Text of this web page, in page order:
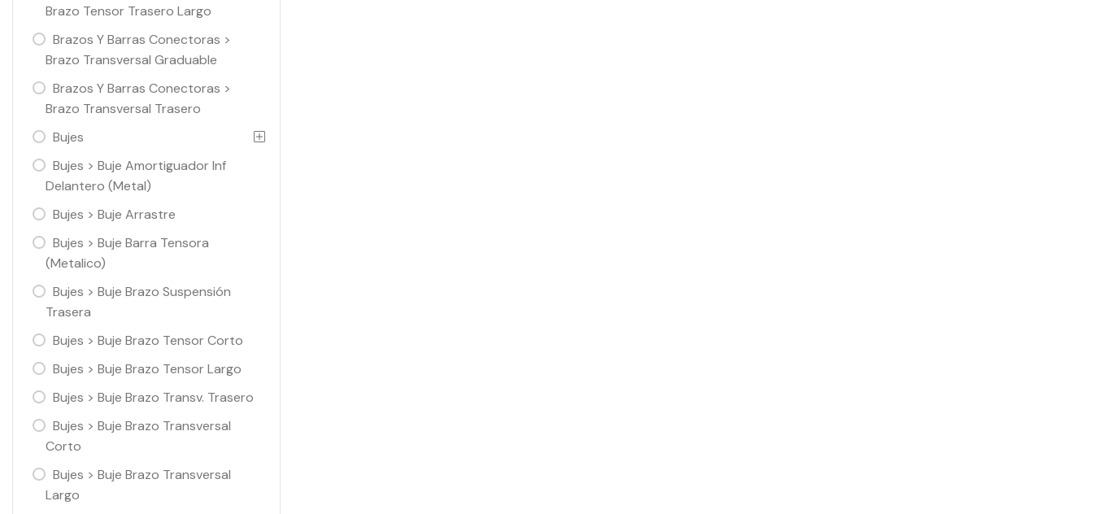
Brazo Tensor Trasero Largo
Brazos Y Barras Conectoras >
Brazo Transversal Graduable
Brazos Y Barras Conectoras >
Brazo Transversal Trasero
Bujes
Bujes > Buje Amortiguador Inf
Delantero (Metal)
Bujes > Buje Arrastre
Bujes > Buje Barra Tensora
(Metalico)
Bujes > Buje Brazo Suspensión
Trasera
Bujes > Buje Brazo Tensor Corto
Bujes > Buje Brazo Tensor Largo
Bujes > Buje Brazo Transv. Trasero
Bujes > Buje Brazo Transversal
Corto
Bujes > Buje Brazo Transversal
Largo